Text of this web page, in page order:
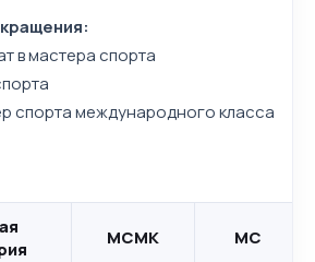
в мастера спорта
спорта международного класса
МСМК МС